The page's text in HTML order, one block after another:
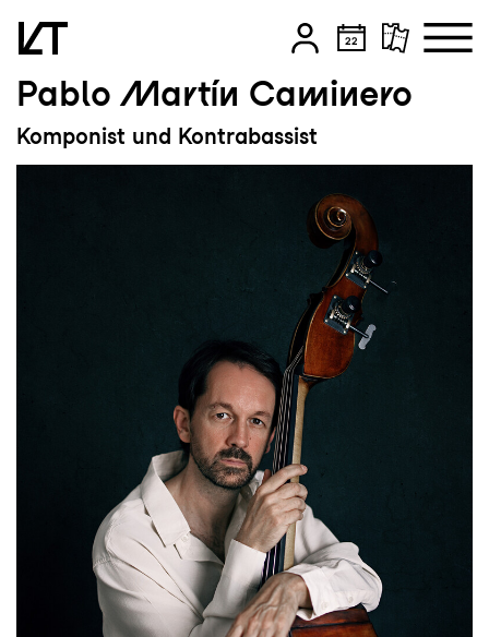
Zum Hauptinhalt springen
Zum Footer springen
Pablo Martín Caminero
Komponist und Kontrabassist